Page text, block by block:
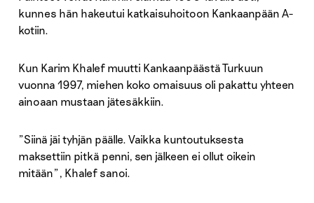
kunnes hän hakeutui katkaisuhoitoon Kankaanpään A-
kotiin.
Kun Karim Khalef muutti Kankaanpäästä Turkuun
vuonna 1997, miehen koko omaisuus oli pakattu yhteen
ainoaan mustaan jätesäkkiin.
”Siinä jäi tyhjän päälle. Vaikka kuntoutuksesta
maksettiin pitkä penni, sen jälkeen ei ollut oikein
mitään”, Khalef sanoi.